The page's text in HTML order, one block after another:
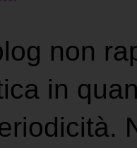
non
in